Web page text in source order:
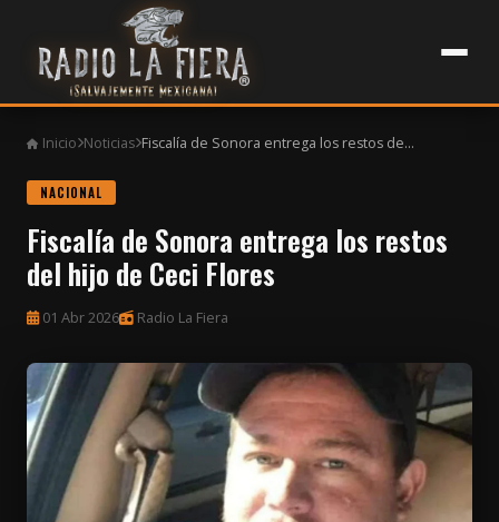
Inicio Noticias Fiscalía de Sonora entrega los restos de...
NACIONAL
Fiscalía de Sonora entrega los restos
del hijo de Ceci Flores
01 Abr 2026 Radio La Fiera